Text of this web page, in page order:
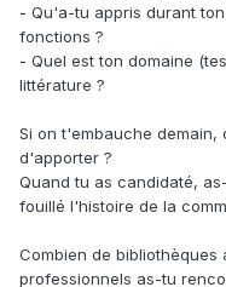
- Qu'a-tu appris durant
fonctions ?
- Quel est ton domaine
littérature ?
Si on t'embauche
d'apporter ?
Quand tu as candidaté,
fouillé l'histoire de la
Combien de bibliothèques
professionnels as-tu